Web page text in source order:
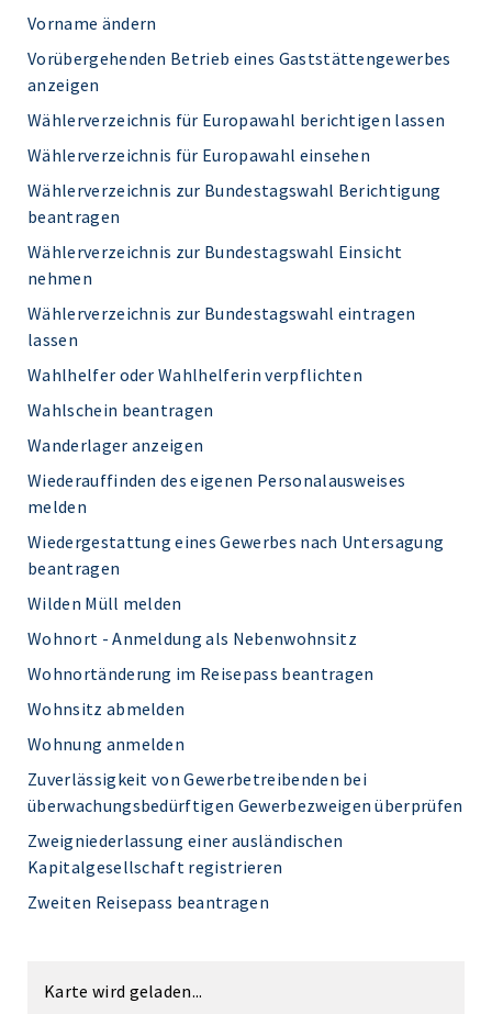
Vorname ändern
Vorübergehenden Betrieb eines Gaststättengewerbes
anzeigen
Wählerverzeichnis für Europawahl berichtigen lassen
Wählerverzeichnis für Europawahl einsehen
Wählerverzeichnis zur Bundestagswahl Berichtigung
beantragen
Wählerverzeichnis zur Bundestagswahl Einsicht
nehmen
Wählerverzeichnis zur Bundestagswahl eintragen
lassen
Wahlhelfer oder Wahlhelferin verpflichten
Wahlschein beantragen
Wanderlager anzeigen
Wiederauffinden des eigenen Personalausweises
melden
Wiedergestattung eines Gewerbes nach Untersagung
beantragen
Wilden Müll melden
Wohnort - Anmeldung als Nebenwohnsitz
Wohnortänderung im Reisepass beantragen
Wohnsitz abmelden
Wohnung anmelden
Zuverlässigkeit von Gewerbetreibenden bei
überwachungsbedürftigen Gewerbezweigen überprüfen
Zweigniederlassung einer ausländischen
Kapitalgesellschaft registrieren
Zweiten Reisepass beantragen
Karte wird geladen...